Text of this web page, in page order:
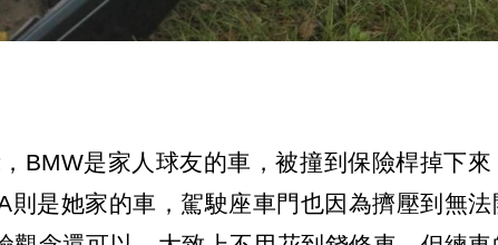
BMW是家人球友的車，被撞到保險桿掉下來
則是她家的車，駕駛座車門也因為擠壓到無法